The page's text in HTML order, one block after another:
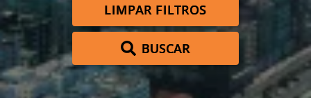
LIMPAR FILTROS
BUSCAR